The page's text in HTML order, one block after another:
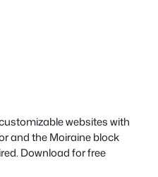
websites with
and the Moiraine block
Download for free